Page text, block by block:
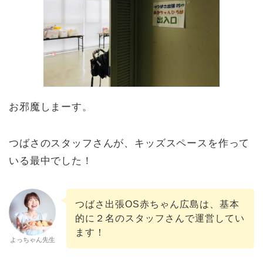
お邪魔しまーす。
つばさのスタッフさんが、キッズスペースを作って
いる最中でした！
よっちゃん先生
つばさ出張OS赤ちゃん広島は、基本
的に２名のスタッフさんで運営してい
ます！